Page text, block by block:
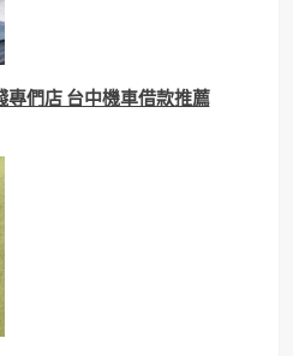
專們店 台中機車借款推薦